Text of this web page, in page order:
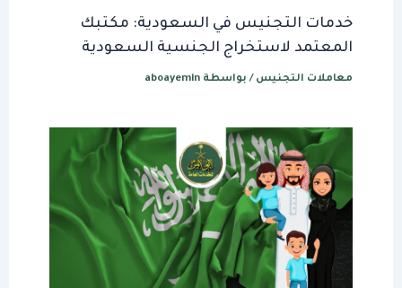
خدمات التجنيس في السعودية: مكتبك
المعتمد لاستخراج الجنسية السعودية
معاملات التجنيس / بواسطة aboayemin